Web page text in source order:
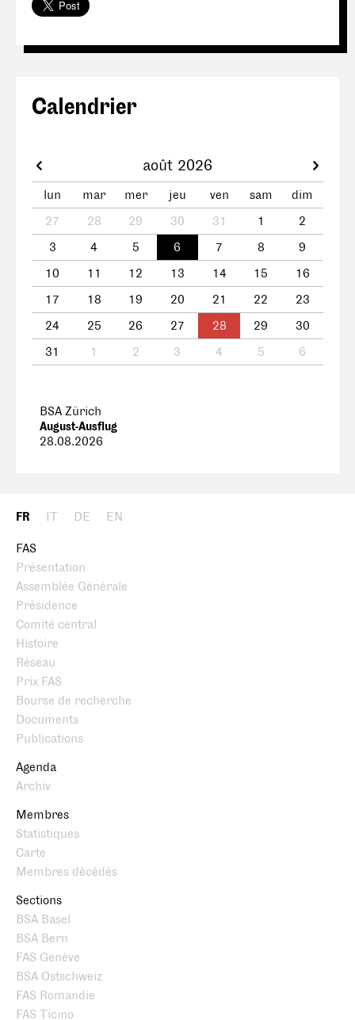
Calendrier
août 2026
lun mar mer jeu ven sam
dim
27
28 29 30 31 1
2
3
4 5 6 7 8
9
10
11 12 13 14 15
16
17
18 19 20 21 22
23
24
25 26 27 28 29
30
31
1 2 3 4 5 6
BSA Zürich
August-Ausflug
28.08.2026
FR IT DE EN
FAS
Présentation
Assemblée Générale
Présidence
Comité central
Histoire
Réseau
Prix FAS
Bourse de recherche
Documents
Publications
Agenda
Archiv
Membres
Statistiques
Carte
Membres décédés
Sections
BSA Basel
BSA Bern
FAS Genève
BSA Ostschweiz
FAS Romandie
FAS Ticino